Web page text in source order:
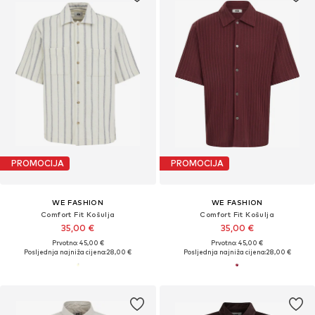
PROMOCIJA
WE FASHION
Comfort Fit Košulja
35,00 €
Prvotno: 45,00 €
Posljednja najniža cijena:28,00 €
PROMOCIJA
WE FASHION
Comfort Fit Košulja
35,00 €
Prvotno: 45,00 €
Posljednja najniža cijena:28,00 €